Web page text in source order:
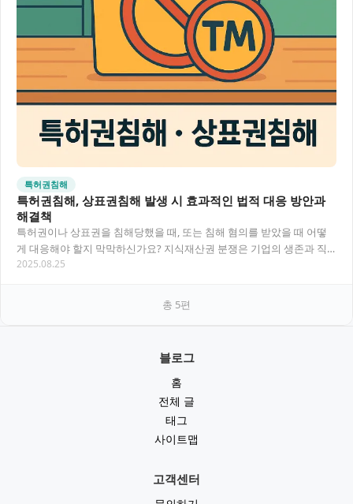
특허권침해
특허권침해, 상표권침해 발생 시 효과적인 법적 대응 방안과
해결책
특허권이나 상표권을 침해당했을 때, 또는 침해 혐의를 받았을 때 어떻
게 대응해야 할지 막막하신가요? 지식재산권 분쟁은 기업의 생존과 직
결되는 중요한 문제이면서도 복잡한 법적 개념과…
2025.08.25
총 5편
블로그
홈
전체 글
태그
사이트맵
고객센터